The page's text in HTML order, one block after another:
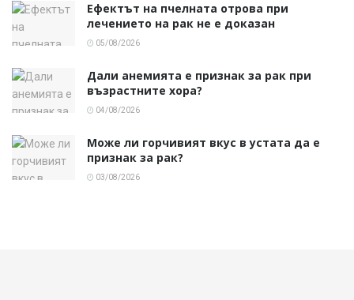
Ефектът на пчелната отрова при
лечението на рак не е доказан
05/08/2026
Дали анемията е признак за рак при
възрастните хора?
04/08/2026
Може ли горчивият вкус в устата да е
признак за рак?
03/08/2026